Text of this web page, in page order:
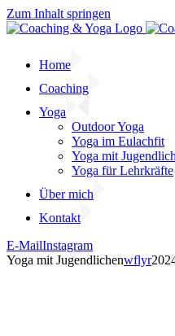
Zum Inhalt springen
Home
Coaching
Yoga
Outdoor Yoga
Yoga im Eulachfit
Yoga mit
Yoga für Lehrkräfte
Über mich
Kontakt
E-MailInstagram
Yoga mit Jugendlichenwflyr